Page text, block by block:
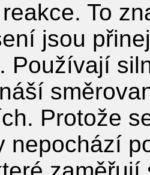
To
jsou
Používají
Protože
nepochází